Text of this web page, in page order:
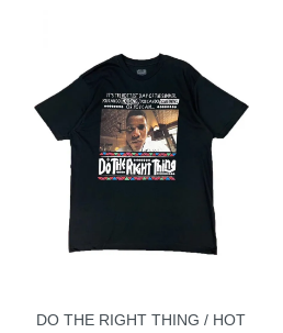
DO THE RIGHT THING / HOT